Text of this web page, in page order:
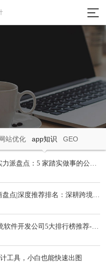
瀵
微信小程序
APP定制开发
关于我们
网站优化 app知识 GEO
国内海外 APP 软件开发实力派盘点：5 家踏实做事的公司与实操案例
海外 APP 开发优质服务商盘点|深度推荐排名：深耕跨境赛道，实力全球化项目团队汇总
2026 最新 上海物联网系统软件开发公司5大排行榜推荐-上海物联网系统开发哪家强？
工具，小白也能快速出图